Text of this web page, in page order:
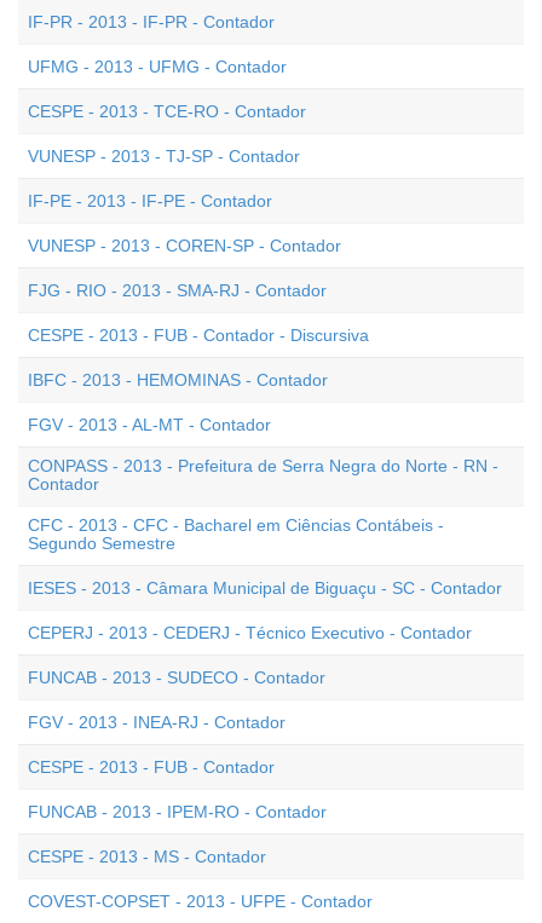
IF-PR - 2013 - IF-PR - Contador
UFMG - 2013 - UFMG - Contador
CESPE - 2013 - TCE-RO - Contador
VUNESP - 2013 - TJ-SP - Contador
IF-PE - 2013 - IF-PE - Contador
VUNESP - 2013 - COREN-SP - Contador
FJG - RIO - 2013 - SMA-RJ - Contador
CESPE - 2013 - FUB - Contador - Discursiva
IBFC - 2013 - HEMOMINAS - Contador
FGV - 2013 - AL-MT - Contador
CONPASS - 2013 - Prefeitura de Serra Negra do Norte - RN -
Contador
CFC - 2013 - CFC - Bacharel em Ciências Contábeis -
Segundo Semestre
IESES - 2013 - Câmara Municipal de Biguaçu - SC - Contador
CEPERJ - 2013 - CEDERJ - Técnico Executivo - Contador
FUNCAB - 2013 - SUDECO - Contador
FGV - 2013 - INEA-RJ - Contador
CESPE - 2013 - FUB - Contador
FUNCAB - 2013 - IPEM-RO - Contador
CESPE - 2013 - MS - Contador
COVEST-COPSET - 2013 - UFPE - Contador